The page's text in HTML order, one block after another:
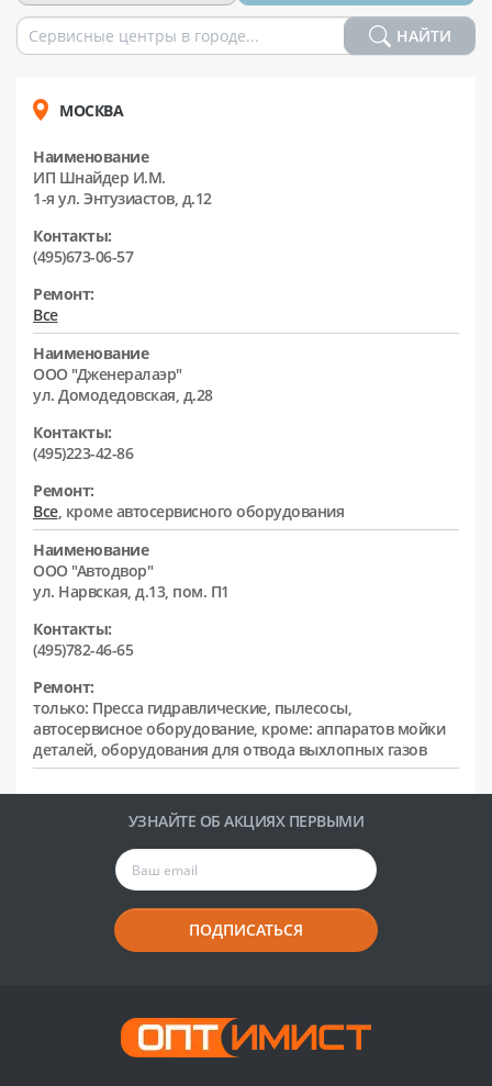
НАЙТИ
МОСКВА
Наименование
ИП Шнайдер И.М.
1-я ул. Энтузиастов, д.12
Контакты:
(495)673-06-57
Ремонт:
Все
Наименование
ООО "Дженералаэр"
ул. Домодедовская, д.28
Контакты:
(495)223-42-86
Ремонт:
Все, кроме автосервисного оборудования
Наименование
ООО "Автодвор"
ул. Нарвская, д.13, пом. П1
Контакты:
(495)782-46-65
Ремонт:
только: Пресса гидравлические, пылесосы,
автосервисное оборудование, кроме: аппаратов мойки
деталей, оборудования для отвода выхлопных газов
УЗНАЙТЕ ОБ АКЦИЯХ ПЕРВЫМИ
ПОДПИСАТЬСЯ